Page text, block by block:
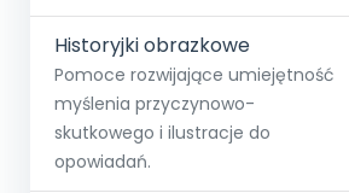
Historyjki obrazkowe
Pomoce rozwijające umiejętność
myślenia przyczynowo-
skutkowego i ilustracje do
opowiadań.